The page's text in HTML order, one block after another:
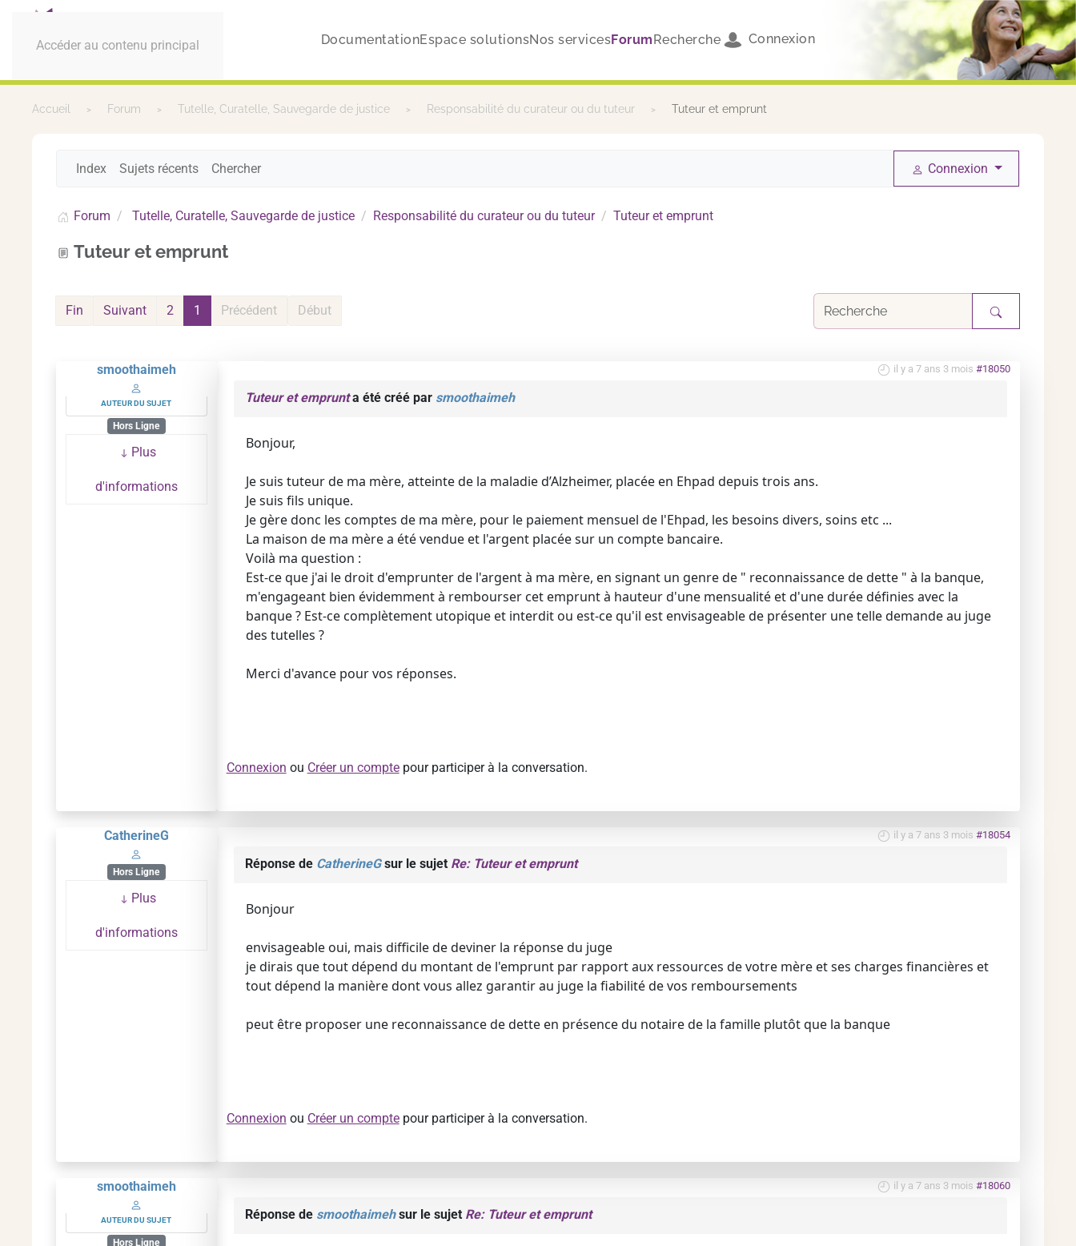
Accéder au contenu principal DocumentationEspace solutionsNos servicesForumRecherche Connexion
Accueil Forum Tutelle, Curatelle, Sauvegarde de justice Responsabilité du curateur ou du tuteur Tuteur et emprunt
Index Sujets récents Chercher Connexion
Forum Tutelle, Curatelle, Sauvegarde de justice Responsabilité du curateur ou du tuteur Tuteur et emprunt
Tuteur et emprunt
Début
Précédent
1
2
Suivant
Fin
smoothaimeh
AUTEUR DU SUJET
Hors Ligne
Plus
d'informations
il y a 7 ans 3 mois #18050
Tuteur et emprunta été créé par smoothaimeh
Bonjour,
Je suis tuteur de ma mère, atteinte de la maladie d’Alzheimer, placée en Ehpad depuis trois ans.
Je suis fils unique.
Je gère donc les comptes de ma mère, pour le paiement mensuel de l'Ehpad, les besoins divers, soins etc ...
La maison de ma mère a été vendue et l'argent placée sur un compte bancaire.
Voilà ma question :
Est-ce que j'ai le droit d'emprunter de l'argent à ma mère, en signant un genre de " reconnaissance de dette " à la banque,
m'engageant bien évidemment à rembourser cet emprunt à hauteur d'une mensualité et d'une durée définies avec la
banque ? Est-ce complètement utopique et interdit ou est-ce qu'il est envisageable de présenter une telle demande au juge
des tutelles ?
Merci d'avance pour vos réponses.
Connexion ou Créer un comptepour participer à la conversation.
CatherineG
Hors Ligne
Plus
d'informations
il y a 7 ans 3 mois #18054
Réponse de CatherineGsur le sujet Re: Tuteur et emprunt
Bonjour
envisageable oui, mais difficile de deviner la réponse du juge
je dirais que tout dépend du montant de l'emprunt par rapport aux ressources de votre mère et ses charges financières et
tout dépend la manière dont vous allez garantir au juge la fiabilité de vos remboursements
peut être proposer une reconnaissance de dette en présence du notaire de la famille plutôt que la banque
Connexion ou Créer un comptepour participer à la conversation.
smoothaimeh
AUTEUR DU SUJET
Hors Ligne
il y a 7 ans 3 mois #18060
Réponse de smoothaimehsur le sujet Re: Tuteur et emprunt